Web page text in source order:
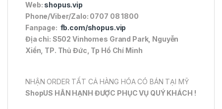
Web: shopus.vip
Phone/Viber/Zalo: 0707 08 1800
Fanpage: fb.com/shopus.vip
Địa chỉ: S502 Vinhomes Grand Park, Nguyễn
Xiển, TP. Thủ Đức, Tp Hồ Chí Minh
NHẬN ORDER TẤT CẢ HÀNG HÓA CÓ BÁN TẠI MỸ
ShopUS HÂN HẠNH ĐƯỢC PHỤC VỤ QUÝ KHÁCH !